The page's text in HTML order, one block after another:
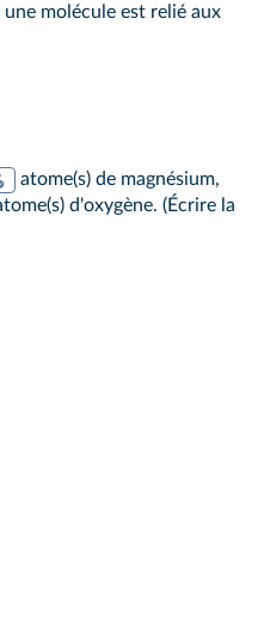
molécule est relié aux
atome(s) de magnésium,
d'oxygène. (Écrire la